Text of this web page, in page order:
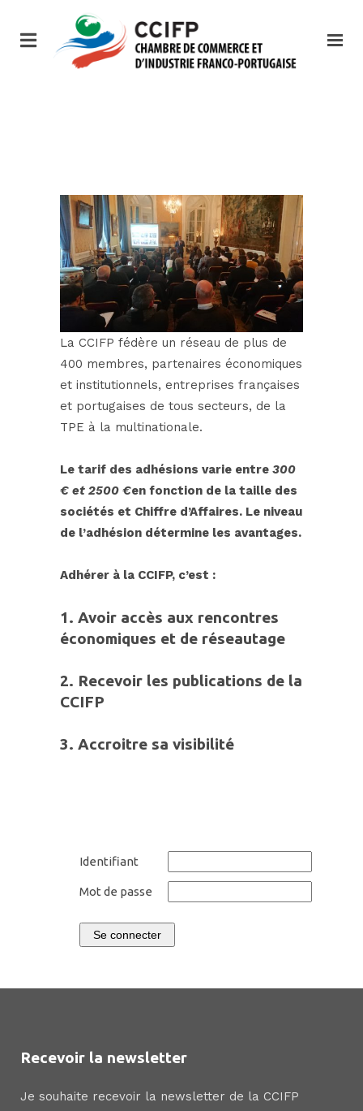
La CCIFP fédère un réseau de plus de
400 membres, partenaires économiques
et institutionnels, entreprises françaises
et portugaises de tous secteurs, de la
TPE à la multinationale.
Le tarif des adhésions varie entre 300
€ et 2500 €en fonction de la taille des
sociétés et Chiffre d’Affaires. Le niveau
de l’adhésion détermine les avantages.
Adhérer à la CCIFP, c’est :
1. Avoir accès aux rencontres
économiques et de réseautage
2. Recevoir les publications de la
CCIFP
3. Accroitre sa visibilité
Identifiant
Mot de passe
Se connecter
Recevoir la newsletter
Je souhaite recevoir la newsletter de la CCIFP